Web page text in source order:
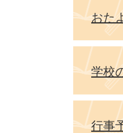
おた
学校
行事